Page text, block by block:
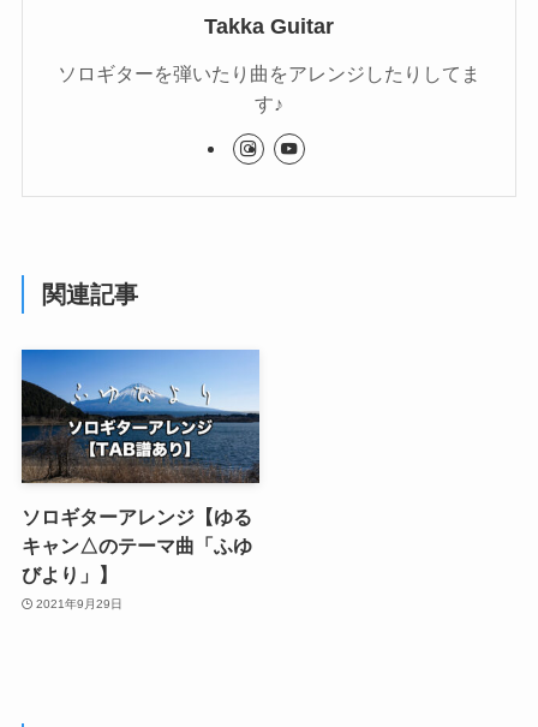
Takka Guitar
ソロギターを弾いたり曲をアレンジしたりしてま
す♪
関連記事
ソロギターアレンジ【ゆる
キャン△のテーマ曲「ふゆ
びより」】
2021年9月29日